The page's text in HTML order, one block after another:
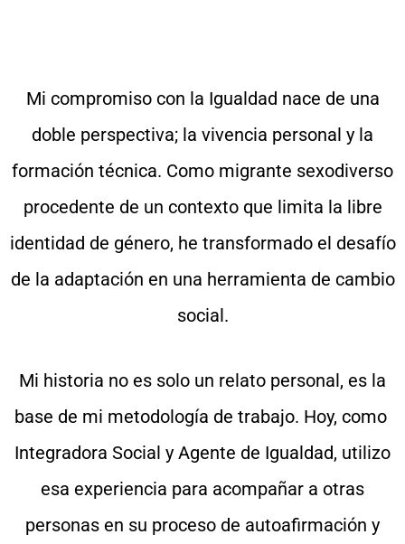
Mi compromiso con la Igualdad nace de una
doble perspectiva; la vivencia personal y la
formación técnica. Como migrante sexodiverso
procedente de un contexto que limita la libre
identidad de género, he transformado el desafío
de la adaptación en una herramienta de cambio
social.
Mi historia no es solo un relato personal, es la
base de mi metodología de trabajo. Hoy, como
Integradora Social y Agente de Igualdad, utilizo
esa experiencia para acompañar a otras
personas en su proceso de autoafirmación y